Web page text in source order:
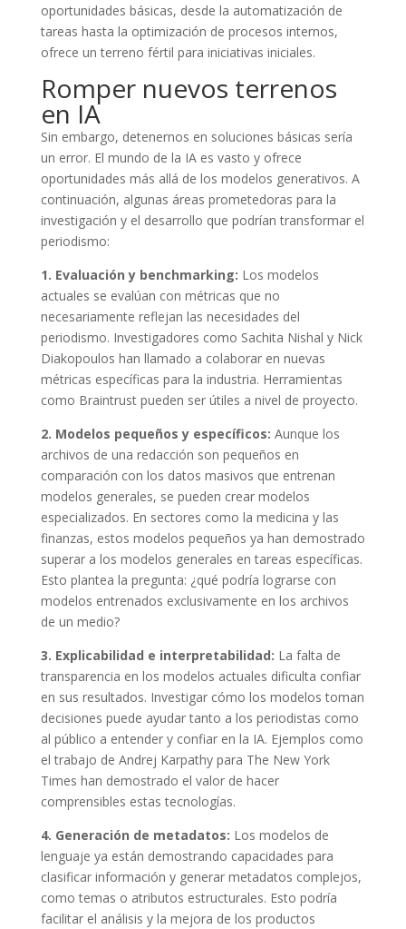
oportunidades básicas, desde la automatización de
tareas hasta la optimización de procesos internos,
ofrece un terreno fértil para iniciativas iniciales.
Romper nuevos terrenos
en IA
Sin embargo, detenernos en soluciones básicas sería
un error. El mundo de la IA es vasto y ofrece
oportunidades más allá de los modelos generativos. A
continuación, algunas áreas prometedoras para la
investigación y el desarrollo que podrían transformar el
periodismo:
1. Evaluación y benchmarking: Los modelos
actuales se evalúan con métricas que no
necesariamente reflejan las necesidades del
periodismo. Investigadores como Sachita Nishal y Nick
Diakopoulos han llamado a colaborar en nuevas
métricas específicas para la industria. Herramientas
como Braintrust pueden ser útiles a nivel de proyecto.
2. Modelos pequeños y específicos: Aunque los
archivos de una redacción son pequeños en
comparación con los datos masivos que entrenan
modelos generales, se pueden crear modelos
especializados. En sectores como la medicina y las
finanzas, estos modelos pequeños ya han demostrado
superar a los modelos generales en tareas específicas.
Esto plantea la pregunta: ¿qué podría lograrse con
modelos entrenados exclusivamente en los archivos
de un medio?
3. Explicabilidad e interpretabilidad: La falta de
transparencia en los modelos actuales dificulta confiar
en sus resultados. Investigar cómo los modelos toman
decisiones puede ayudar tanto a los periodistas como
al público a entender y confiar en la IA. Ejemplos como
el trabajo de Andrej Karpathy para The New York
Times han demostrado el valor de hacer
comprensibles estas tecnologías.
4. Generación de metadatos: Los modelos de
lenguaje ya están demostrando capacidades para
clasificar información y generar metadatos complejos,
como temas o atributos estructurales. Esto podría
facilitar el análisis y la mejora de los productos